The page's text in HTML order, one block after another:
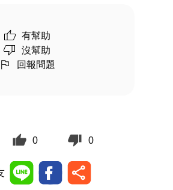
有幫助
沒幫助
回報問題
0 0